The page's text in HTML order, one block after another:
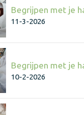
Begrijpen met je
11-3-2026
Begrijpen met je
10-2-2026